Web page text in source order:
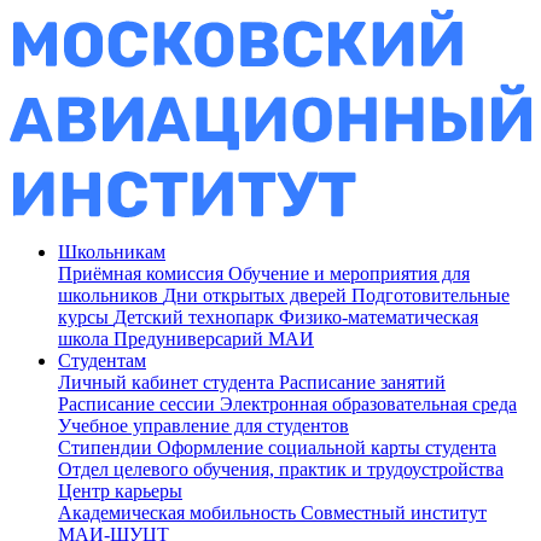
Школьникам
Приёмная комиссия Обучение и мероприятия для
школьников Дни открытых дверей Подготовительные
курсы Детский технопарк Физико-математическая
школа Предуниверсарий МАИ
Студентам
Личный кабинет студента Расписание занятий
Расписание сессии Электронная образовательная среда
Учебное управление для студентов
Стипендии Оформление социальной карты студента
Отдел целевого обучения, практик и трудоустройства
Центр карьеры
Академическая мобильность Совместный институт
МАИ-ШУЦТ